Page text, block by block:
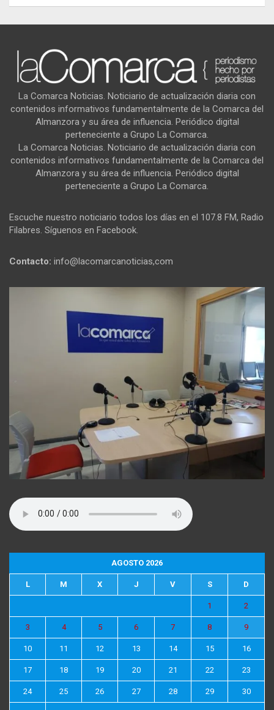
La Comarca Noticias. Noticiario de actualización diaria con
contenidos informativos fundamentalmente de la Comarca del
Almanzora y su área de influencia. Periódico digital
perteneciente a Grupo La Comarca.
La Comarca Noticias. Noticiario de actualización diaria con
contenidos informativos fundamentalmente de la Comarca del
Almanzora y su área de influencia. Periódico digital
perteneciente a Grupo La Comarca.
Escuche nuestro noticiario todos los días en el 107.8 FM, Radio
Filabres. Síguenos en Facebook.
Contacto: info@lacomarcanoticias,com
AGOSTO 2026
L M X J V S D
1 2
3 4 5 6 7 8 9
10 11 12 13 14 15 16
17 18 19 20 21 22 23
24 25 26 27 28 29 30